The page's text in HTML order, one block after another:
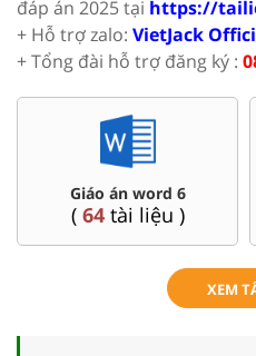
đáp án 2025 tại https://
+ Hỗ trợ zalo: VietJack
+ Tổng đài hỗ trợ đăng ký :
Giáo án word 6
( 64tài liệu )
XEM